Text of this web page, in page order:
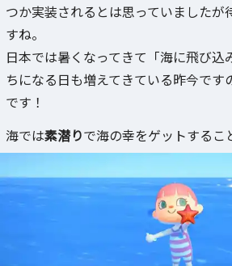
つか実装されるとは思っていましたが
すね。
日本では暑くなってきて「海に飛び込
ちになる日も増えてきている昨今です
です！
海では素潜りで海の幸をゲットするこ